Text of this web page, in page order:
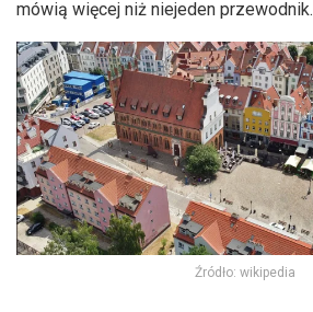
mówią więcej niż niejeden przewodnik.
Źródło: wikipedia